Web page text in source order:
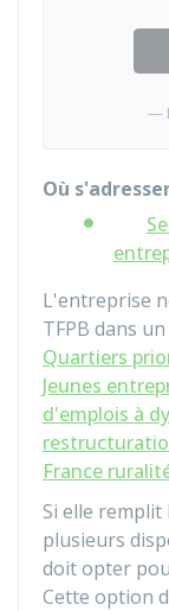
Où
L'entreprise
TFPB dans
Quartiers
Jeunes
d'emplois à
France
Si elle
plusieurs
doit opter
Cette option